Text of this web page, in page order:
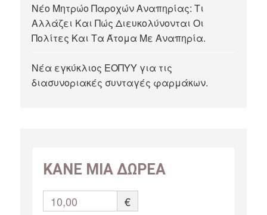
Νέο Μητρώο Παροχών Αναπηρίας: Τι
Αλλάζει Και Πώς Διευκολύνονται Οι
Πολίτες Και Τα Άτομα Με Αναπηρία.
Νέα εγκύκλιος ΕΟΠΥΥ για τις
διασυνοριακές συνταγές φαρμάκων.
ΚΑΝΕ ΜΙΑ ΔΩΡΕΑ
10,00 €